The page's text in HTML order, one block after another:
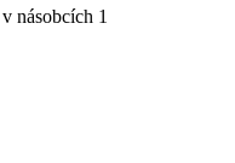
násobcích 1